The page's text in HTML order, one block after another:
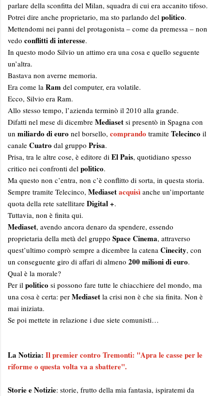
parlare della sconfitta del Milan, squadra di cui era accanito tifoso.
Potrei dire anche proprietario, ma sto parlando del politico.
Mettendomi nei panni del protagonista – come da premessa – non
vedo conflitti di interesse.
In questo modo Silvio un attimo era una cosa e quello seguente
un’altra.
Bastava non averne memoria.
Era come la Ram del computer, era volatile.
Ecco, Silvio era Ram.
Allo stesso tempo, l’azienda terminò il 2010 alla grande.
Difatti nel mese di dicembre Mediaset si presentò in Spagna con
un miliardo di euro nel borsello, comprando tramite Telecinco il
canale Cuatro dal gruppo Prisa.
Prisa, tra le altre cose, è editore di El Pais, quotidiano spesso
critico nei confronti del politico.
Ma questo non c’entra, non c’è conflitto di sorta, in questa storia.
Sempre tramite Telecinco, Mediasetacquisì anche un’importante
quota della rete satellitare Digital +.
Tuttavia, non è finita qui.
Mediaset, avendo ancora denaro da spendere, essendo
proprietaria della metà del gruppo Space Cinema, attraverso
quest’ultimo comprò sempre a dicembre la catena Cinecity, con
un conseguente giro di affari di almeno 200 milioni di euro.
Qual è la morale?
Per il politico si possono fare tutte le chiacchiere del mondo, ma
una cosa è certa: per Mediaset la crisi non è che sia finita. Non è
mai iniziata.
Se poi mettete in relazione i due siete comunisti…
La Notizia: Il premier contro Tremonti: "Apra le casse per le
riforme o questa volta va a sbattere".
Storie e Notizie: storie, frutto della mia fantasia, ispiratemi da